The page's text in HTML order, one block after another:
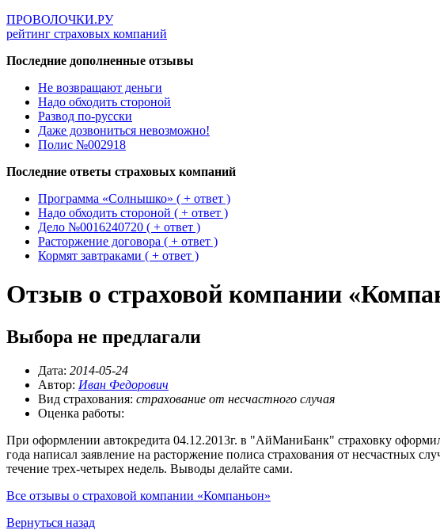
ПРОВОЛОЧКИ.РУ
рейтинг страховых компаний
Последние дополненные отзывы
Не возвращают деньги
Надо обходить стороной
Развод по-русски
Даже дозвониться невозможно!
Полис №002918
Последние ответы страховых компаний
Программа «Солнышко» ( + ответ )
Надо обходить стороной ( + ответ )
Дело №0016240720 ( + ответ )
Расторжение договора ( + ответ )
Кормят завтраками ( + ответ )
Отзыв о страховой компании
Выбора не предлагали
Дата: 2014-05-24
Автор: Иван Федорович
Вид страхования: страхование от несчастного случая
Оценка работы:
При оформлении автокредита 04.12.2013г. в "АйМаниБанк" страховку
года написал заявление на расторжение полиса страхования от
течение трех-четырех недель. Выводы делайте сами.
Все отзывы о страховой компании «Компаньон»
Вернуться назад